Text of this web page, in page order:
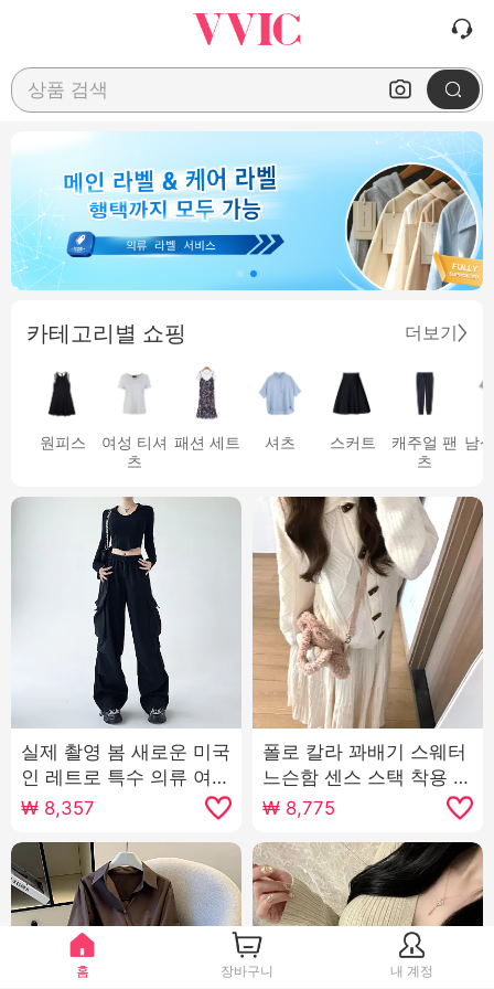
상품 검색
카테고리별 쇼핑 더보기
원피스
여성 티셔
츠
패션 세트 셔츠 스커트
캐주얼 팬
츠
남
실제 촬영 봄 새로운 미국
인 레트로 특수 의류 여자
높은 허리 와이드 레깅스
바지 여가 느슨한 슬림 슬
림 스포츠 바지
₩ 8,357
폴로 칼라 꽈배기 스웨터
느슨함 센스 스택 착용 캐
주얼 모직물 맨위 반신 스
₩ 8,775
홈 장바구니 내 계정